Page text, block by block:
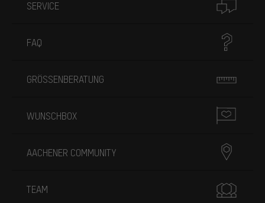
SERVICE
FAQ
GRÖSSENBERATUNG
WUNSCHBOX
AACHENER COMMUNITY
TEAM